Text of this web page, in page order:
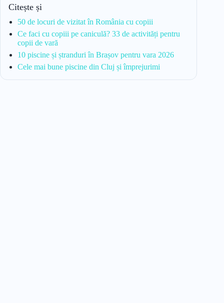
Citește și
50 de locuri de vizitat în România cu copiii
Ce faci cu copiii pe caniculă? 33 de activități pentru
copii de vară
10 piscine și ștranduri în Brașov pentru vara 2026
Cele mai bune piscine din Cluj și împrejurimi